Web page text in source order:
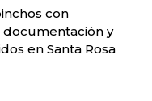
con
documentación y
en Santa Rosa